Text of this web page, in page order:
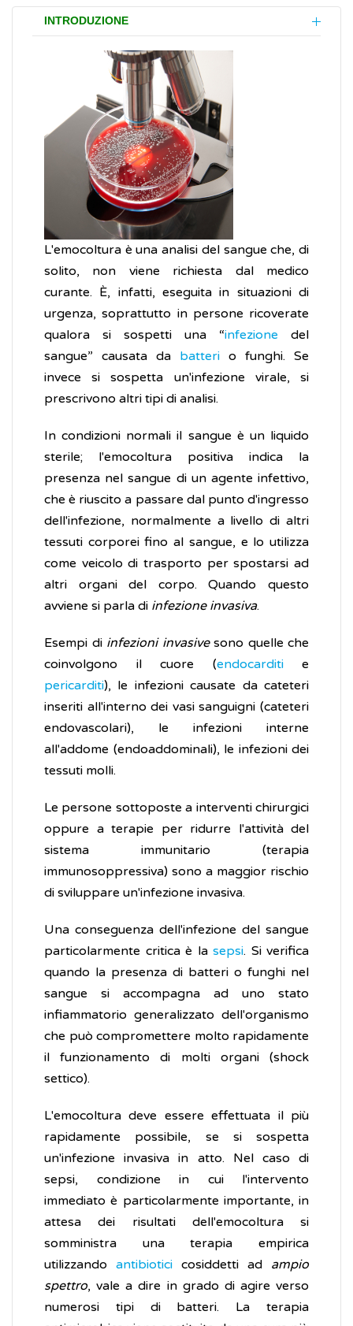
INTRODUZIONE
L'emocoltura è una analisi del sangue che, di
solito, non viene richiesta dal medico
curante. È, infatti, eseguita in situazioni di
urgenza, soprattutto in persone ricoverate
qualora si sospetti una “infezione del
sangue” causata da batteri o funghi. Se
invece si sospetta un'infezione virale, si
prescrivono altri tipi di analisi.
In condizioni normali il sangue è un liquido
sterile; l'emocoltura positiva indica la
presenza nel sangue di un agente infettivo,
che è riuscito a passare dal punto d'ingresso
dell'infezione, normalmente a livello di altri
tessuti corporei fino al sangue, e lo utilizza
come veicolo di trasporto per spostarsi ad
altri organi del corpo. Quando questo
avviene si parla di infezione invasiva.
Esempi di infezioni invasivesono quelle che
coinvolgono il cuore (endocarditi e
pericarditi), le infezioni causate da cateteri
inseriti all'interno dei vasi sanguigni (cateteri
endovascolari), le infezioni interne
all'addome (endoaddominali), le infezioni dei
tessuti molli.
Le persone sottoposte a interventi chirurgici
oppure a terapie per ridurre l'attività del
sistema immunitario (terapia
immunosoppressiva) sono a maggior rischio
di sviluppare un'infezione invasiva.
Una conseguenza dell'infezione del sangue
particolarmente critica è la sepsi. Si verifica
quando la presenza di batteri o funghi nel
sangue si accompagna ad uno stato
infiammatorio generalizzato dell'organismo
che può compromettere molto rapidamente
il funzionamento di molti organi (shock
settico).
L'emocoltura deve essere effettuata il più
rapidamente possibile, se si sospetta
un'infezione invasiva in atto. Nel caso di
sepsi, condizione in cui l'intervento
immediato è particolarmente importante, in
attesa dei risultati dell'emocoltura si
somministra una terapia empirica
utilizzando antibiotici cosiddetti ad ampio
spettro, vale a dire in grado di agire verso
numerosi tipi di batteri. La terapia